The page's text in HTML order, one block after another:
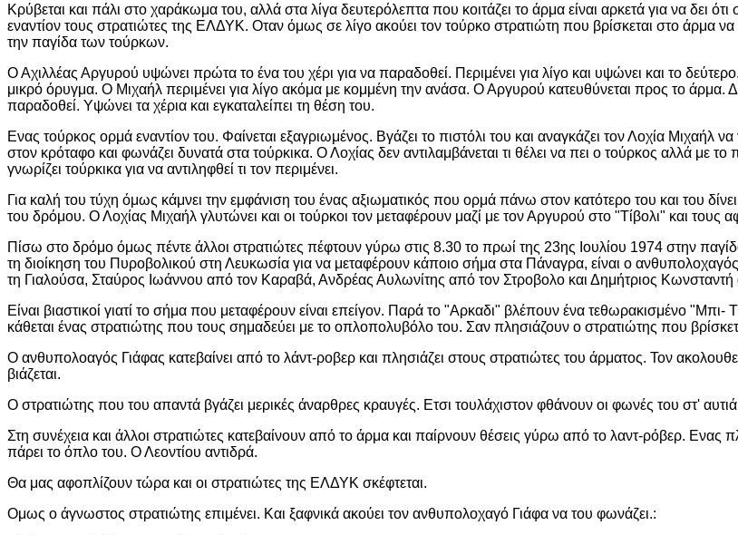
Κρύβεται και πάλι στο χαράκωμα του, αλλά στα λίγα δευτερόλεπτα που κοιτάζει το άρμα είναι αρκετά για να δει
εναντίον τους στρατιώτες της ΕΛΔΥΚ. Οταν όμως σε λίγο ακούει τον τούρκο στρατιώτη που βρίσκεται στο άρμα
την παγίδα των τούρκων.
Ο Αχιλλέας Αργυρού υψώνει πρώτα το ένα του χέρι για να παραδοθεί. Περιμένει για λίγο και υψώνει και το
μικρό όρυγμα. Ο Μιχαήλ περιμένει για λίγο ακόμα με κομμένη την ανάσα. Ο Αργυρού κατευθύνεται προς το άρμα.
παραδοθεί. Υψώνει τα χέρια και εγκαταλείπει τη θέση του.
Ενας τούρκος ορμά εναντίον του. Φαίνεται εξαγριωμένος. Βγάζει το πιστόλι του και αναγκάζει τον Λοχία Μιχαήλ
στον κρόταφο και φωνάζει δυνατά στα τούρκικα. Ο Λοχίας δεν αντιλαμβάνεται τι θέλει να πει ο τούρκος αλλά με το
γνωρίζει τούρκικα για να αντιληφθεί τι τον περιμένει.
Για καλή του τύχη όμως κάμνει την εμφάνιση του ένας αξιωματικός που ορμά πάνω στον κατότερο του και του
του δρόμου. Ο Λοχίας Μιχαήλ γλυτώνει και οι τούρκοι τον μεταφέρουν μαζί με τον Αργυρού στο "Τίβολι" και τους
Πίσω στο δρόμο όμως πέντε άλλοι στρατιώτες πέφτουν γύρω στις 8.30 το πρωί της 23ης Ιουλίου 1974 στην
τη διοίκηση του Πυροβολικού στη Λευκωσία για να μεταφέρουν κάποιο σήμα στα Πάναγρα, είναι ο
τη Γιαλούσα, Σταύρος Ιωάννου από τον Καραβά, Ανδρέας Αυλωνίτης από τον Στροβολο και Δημήτριος
Είναι βιαστικοί γιατί το σήμα που μεταφέρουν είναι επείγον. Παρά το "Αρκαδι" βλέπουν ένα τεθωρακισμένο
κάθεται ένας στρατιώτης που τους σημαδεύει με το οπλοπολυβόλο του. Σαν πλησιάζουν ο στρατιώτης που
Ο ανθυπολοαγός Γιάφας κατεβαίνει από το λάντ-ροβερ και πλησιάζει στους στρατιώτες του άρματος. Τον
βιάζεται.
Ο στρατιώτης που του απαντά βγάζει μερικές άναρθρες κραυγές. Ετσι τουλάχιστον φθάνουν οι φωνές του στ' αυτιά
Στη συνέχεια και άλλοι στρατιώτες κατεβαίνουν από το άρμα και παίρνουν θέσεις γύρω από το λαντ-ρόβερ. Ενας
πάρει το όπλο του. Ο Λεοντίου αντιδρά.
Θα μας αφοπλίζουν τώρα και οι στρατιώτες της ΕΛΔΥΚ σκέφτεται.
Ομως ο άγνωστος στρατιώτης επιμένει. Και ξαφνικά ακούει τον ανθυπολοχαγό Γιάφα να του φωνάζει.: